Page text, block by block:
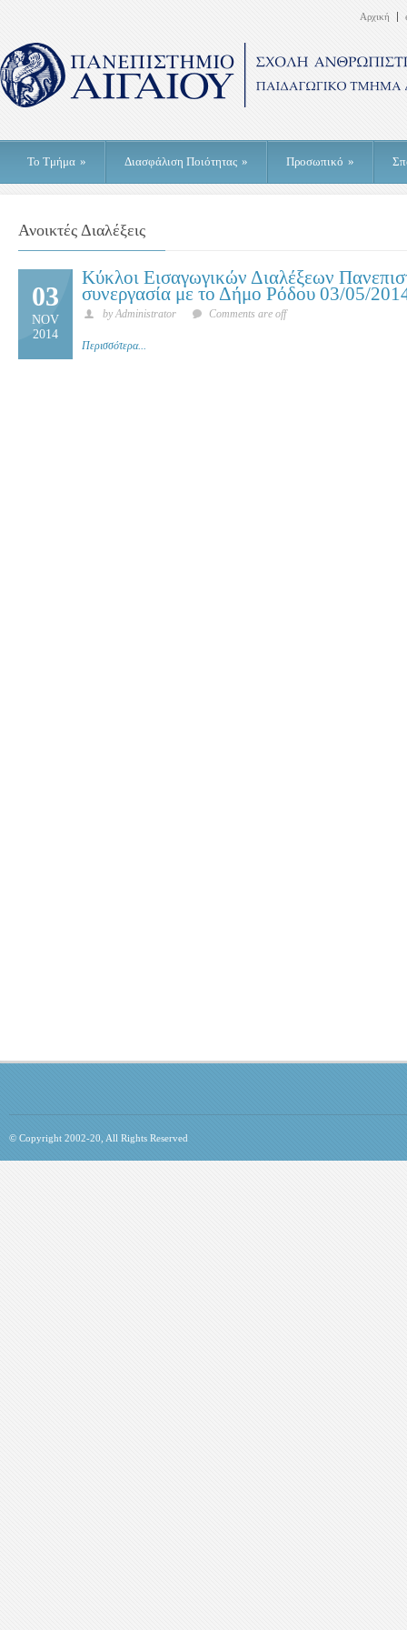
Αρχική
Το Τμήμα » Διασφάλιση Ποιότητας » Προσωπικό »
Ανοικτές Διαλέξεις
03
NOV
2014
Κύκλοι Εισαγωγικών Διαλέξεων
συνεργασία με το Δήμο Ρόδου 03/05/
by Administrator Comments are off
Περισσότερα...
© Copyright 2002-20, All Rights Reserved